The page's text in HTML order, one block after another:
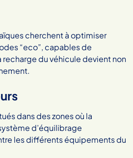
cherchent à optimiser
“eco”, capables de
recharge du véhicule devient non
dans des zones où la
d’équilibrage
les différents équipements du